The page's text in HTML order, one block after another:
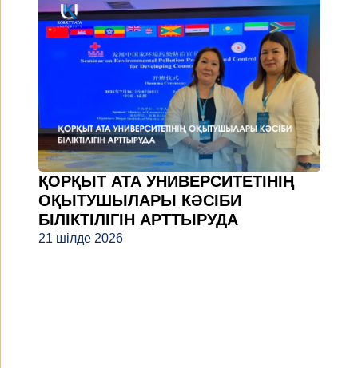
ҚОРҚЫТ АТА УНИВЕРСИТЕТІНІҢ
ОҚЫТУШЫЛАРЫ КӘСІБИ
БІЛІКТІЛІГІН АРТТЫРУДА
21 шілде 2026